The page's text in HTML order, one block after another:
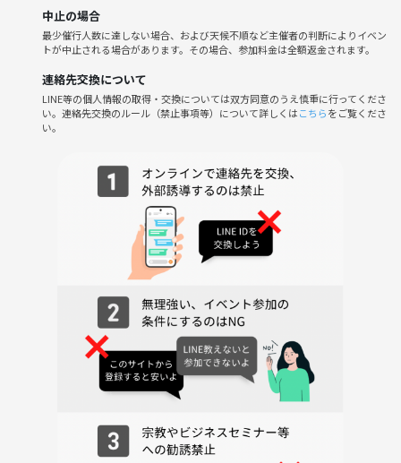
参加費500円（別途手数料500円）
※初めての方のみつなげーとの参加手数料500円が発生します！
【2回目以降の方】
参加費 1500円 (手数料なし）
自由（私服・スーツどちらでもOKです）
⭐️お友達紹介キャンペーン中⭐️
お友達を連れてきた方とそのお友達全員の参加費を500円引させていた
「友達と一緒にきました！」とお伝えください😊
中止の場合
最少催行人数に達しない場合、および天候不順など主催者の判断によりイベン
トが中止される場合があります。その場合、参加料金は全額返金されます。
連絡先交換について
LINE等の個人情報の取得・交換については双方同意のうえ慎重に行ってくださ
い。連絡先交換のルール（禁止事項等）について詳しくはこちらをご覧くださ
い。